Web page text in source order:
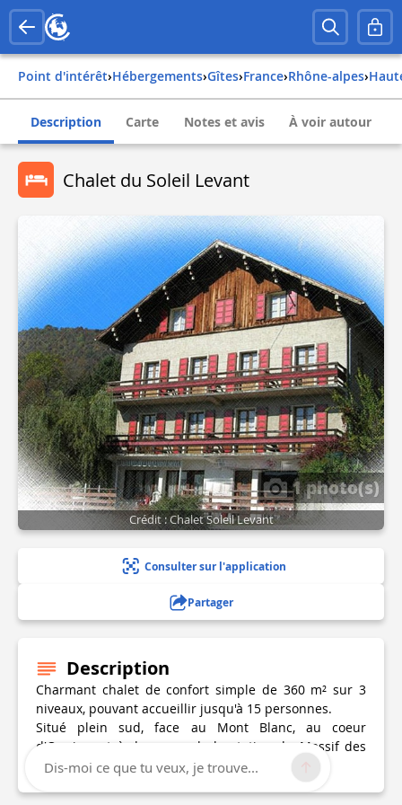
Point d'intérêt› Hébergements› Gîtes› france› rhône-alpes›
Description Carte Notes et avis À voir autour
Chalet du Soleil Levant
1 photo(s)
Crédit : Chalet Soleil Levant
Consulter sur l'application
Partager
Description
Charmant chalet de confort simple de 360 m² sur 3
niveaux, pouvant accueillir jusqu'à 15 personnes.
Situé plein sud, face au Mont Blanc, au coeur
d'Onnion, et à deux pas de la station du Massif des
Brasses.
Dis-moi ce que tu veux, je trouve...